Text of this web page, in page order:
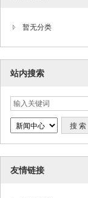
暂无分类
站内搜索
友情链接